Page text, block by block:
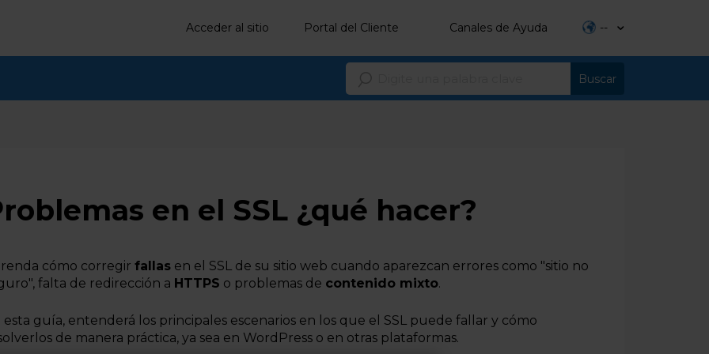
Acceder al sitio Portal del Cliente Canales de Ayuda --
en el SSL ¿qué hacer?
cómo corregir fallas en el SSL de su sitio web cuando aparezcan errores como "sitio no
falta de redirección a HTTPS o problemas de contenido mixto.
esta guía, entenderá los principales escenarios en los que el SSL puede fallar y cómo
de manera práctica, ya sea en WordPress o en otras plataformas.